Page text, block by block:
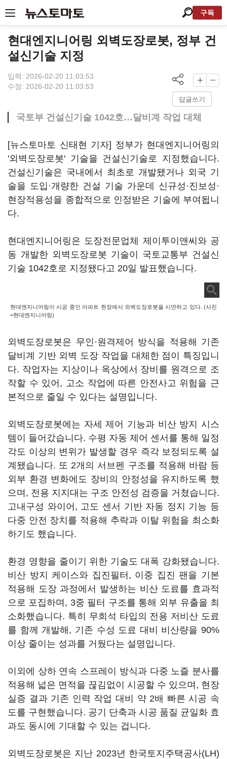
구독
현대엔지니어링 외벽도장로봇, 정부 건
설신기술 지정
입력: 2026-02-20 11:03:53
수정: 2026-02-20 11:03:53
답글쓰기
국토부 건설신기술 1042호…달비계 작업 대체
[뉴스토마토 신태현 기자] 정부가 현대엔지니어링의
'외벽도장로봇' 기술을 건설신기술로 지정했습니다.
건설신기술은 국내에서 최초로 개발됐거나 외국 기
술을 도입·개량한 건설 기술 가운데 신규성·진보성·
현장적용성을 종합적으로 인정받은 기술에 부여됩니
다.
현대엔지니어링은 도장전문업체 제이투이앤씨와 공
동 개발한 외벽도장로봇 기술이 국토교통부 건설신
기술 1042호로 지정됐다고 20일 발표했습니다.
현대엔지니어링이 시공 중인 아파트 현장에서 외벽도장로봇을 시연하고 있다. (사진
=현대엔지니어링)
외벽도장로봇은 무인·원격제어 방식을 적용해 기존
달비계 기반 외벽 도장 작업을 대체한 점이 특징입니
다. 작업자는 지상이나 옥상에서 장비를 원격으로 조
작할 수 있어, 고소 작업에 따른 안전사고 위험을 근
본적으로 줄일 수 있다는 설명입니다.
외벽도장로봇에는 자세 제어 기능과 비산 방지 시스
템이 들어갔습니다. 수평 자동 제어 센서를 통해 일정
각도 이상의 변위가 발생할 경우 즉각 보정되도록 설
계됐습니다. 또 2개의 서브펜 구조를 적용해 바람 등
외부 환경 변화에도 장비의 안정성을 유지하도록 했
으며, 전용 지지대는 구조 안전성 검증을 거쳤습니다.
고내구성 와이어, 고도 센서 기반 자동 정지 기능 등
다중 안전 장치를 적용해 추락과 이탈 위험을 최소화
하기도 했습니다.
환경 영향을 줄이기 위한 기술도 대폭 강화됐습니다.
비산 방지 케이스와 집진필터, 이중 집진 팬을 기본
적용해 도장 과정에서 발생하는 비산 도료를 효과적
으로 포집하며, 3중 필터 구조를 통해 외부 유출을 최
소화했습니다. 특히 무희석 타입의 전용 저비산 도료
를 함께 개발해, 기존 수성 도료 대비 비산량을 90%
이상 줄이는 성과를 거뒀다는 설명입니다.
이외에 상하 연속 스프레이 방식과 다중 노즐 분사를
적용해 넓은 면적을 끊김없이 시공할 수 있으며, 현장
실증 결과 기존 인력 작업 대비 약 2배 빠른 시공 속
도를 구현했습니다. 공기 단축과 시공 품질 균일화 효
과도 동시에 기대할 수 있는 겁니다.
외벽도장로봇은 지난 2023년 한국토지주택공사(LH)